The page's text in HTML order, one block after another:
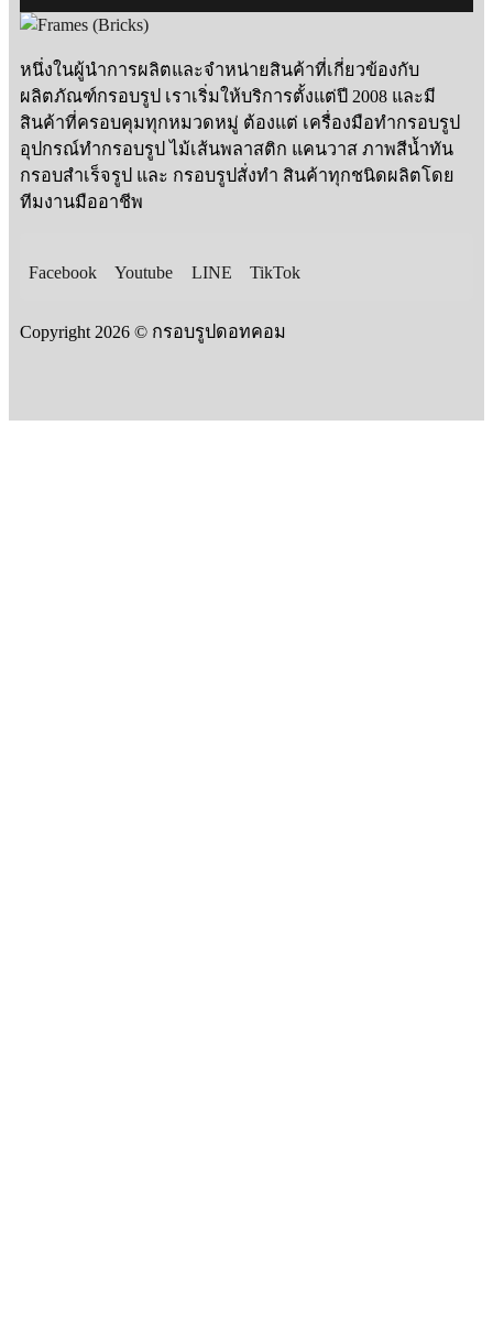
หนึ่งในผู้นำการผลิตและจำหน่ายสินค้าที่เกี่ยวข้องกับ
ผลิตภัณฑ์กรอบรูป เราเริ่มให้บริการตั้งแต่ปี 2008 และมี
สินค้าที่ครอบคุมทุกหมวดหมู่ ต้องแต่ เครื่องมือทำกรอบรูป
อุปกรณ์ทำกรอบรูป ไม้เส้นพลาสติก แคนวาส ภาพสีน้ำทัน
กรอบสำเร็จรูป และ กรอบรูปสั่งทำ สินค้าทุกชนิดผลิตโดย
ทีมงานมืออาชีพ
Facebook Youtube LINE TikTok
Copyright 2026 © กรอบรูปดอทคอม